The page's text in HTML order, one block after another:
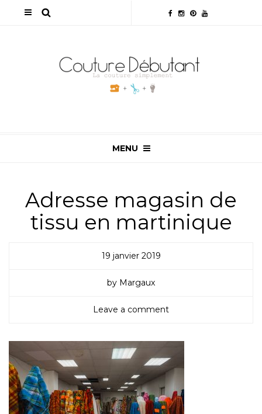
MENU
Adresse magasin de
tissu en martinique
19 janvier 2019
by Margaux
Leave a comment